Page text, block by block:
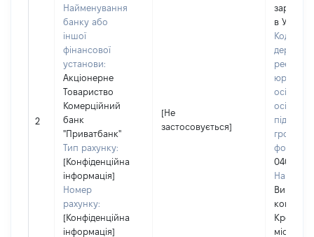
2
Найменування
банку або
іншої
фінансової
установи:
Акціонерне
Товариство
Комерційний
банк
"Приватбанк"
Тип рахунку:
[Конфіденційна
інформація]
Номер
рахунку:
[Конфіденційна
інформація]
[Не
застосовується]
в Україні
Код в
реєстрі
осіб,
осіб –
04057287
комітет
міської